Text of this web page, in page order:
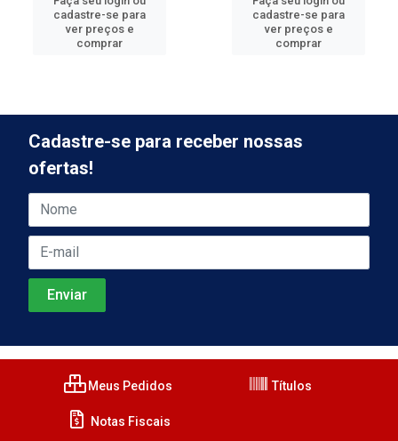
cadastre-se para
ver preços e
comprar
cadastre-se para
ver preços e
comprar
Cadastre-se para receber nossas
ofertas!
Meus Pedidos Títulos
Notas Fiscais